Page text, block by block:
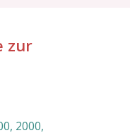
zur
, 2000,